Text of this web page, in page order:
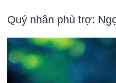
Quý nhân phù trợ: